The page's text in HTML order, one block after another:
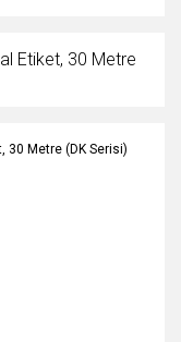
Etiket, 30 Metre